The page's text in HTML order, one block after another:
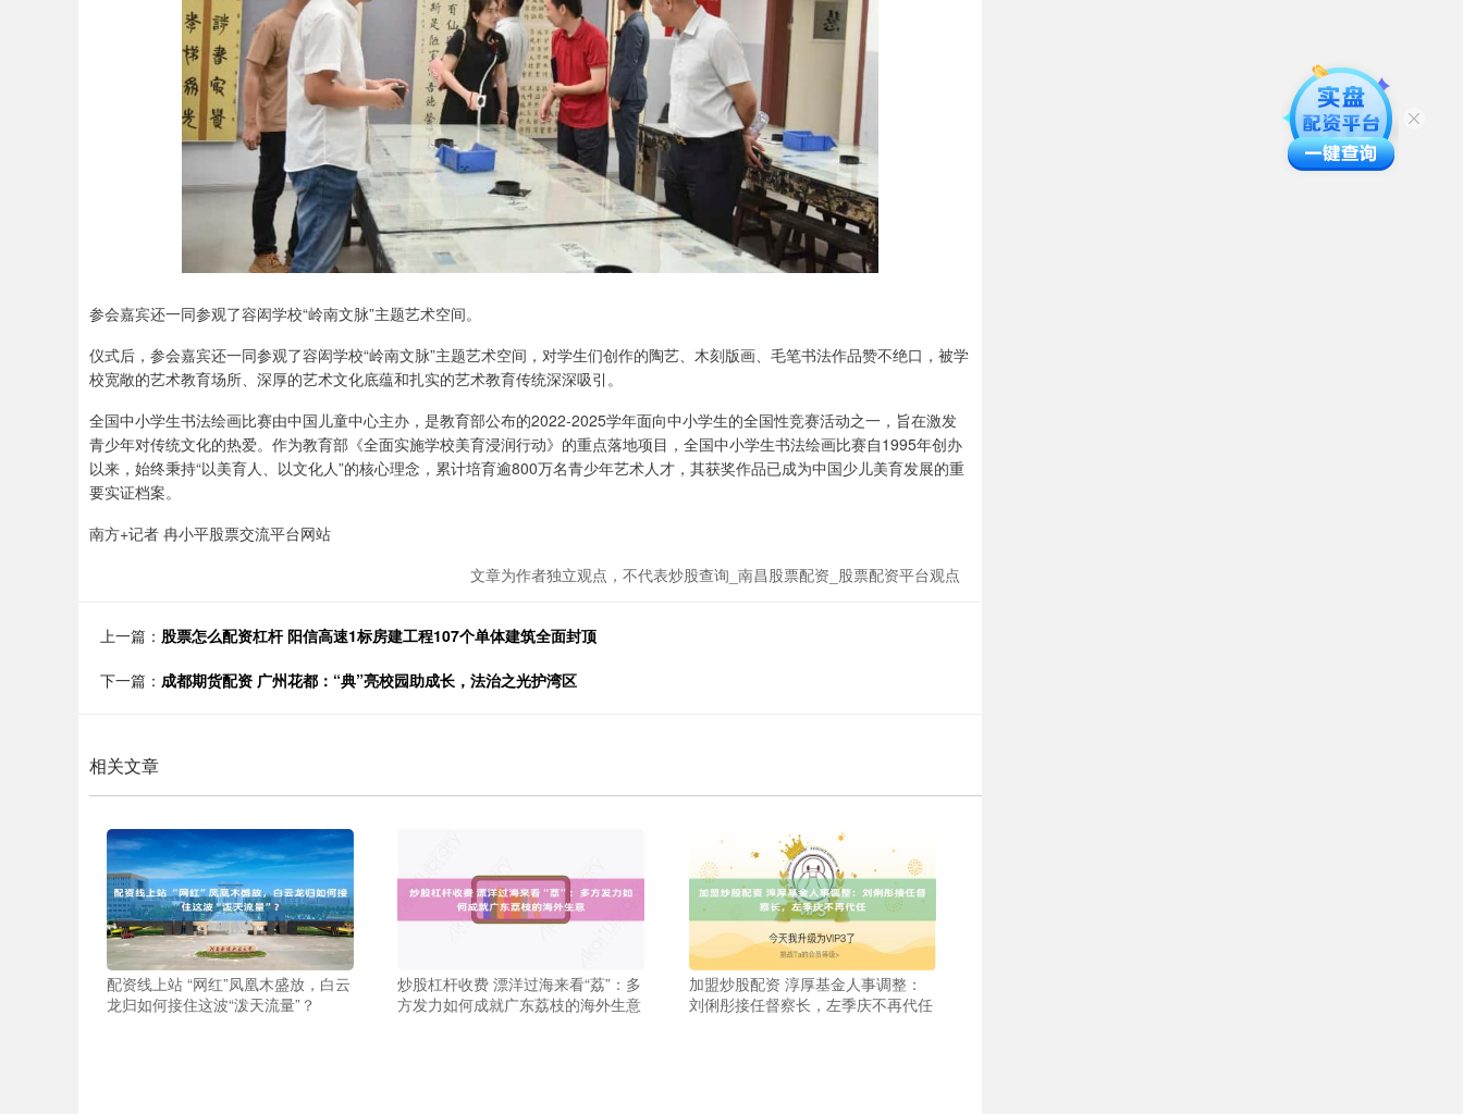
参会嘉宾还一同参观了容闳学校“岭南文脉”主题艺术空间。
仪式后，参会嘉宾还一同参观了容闳学校“岭南文脉”主题艺术空间，对学生们创作的陶艺、木刻版画、毛笔书法作品赞不绝口，被学
校宽敞的艺术教育场所、深厚的艺术文化底蕴和扎实的艺术教育传统深深吸引。
全国中小学生书法绘画比赛由中国儿童中心主办，是教育部公布的2022-2025学年面向中小学生的全国性竞赛活动之一，旨在激发
青少年对传统文化的热爱。作为教育部《全面实施学校美育浸润行动》的重点落地项目，全国中小学生书法绘画比赛自1995年创办
以来，始终秉持“以美育人、以文化人”的核心理念，累计培育逾800万名青少年艺术人才，其获奖作品已成为中国少儿美育发展的重
要实证档案。
南方+记者 冉小平股票交流平台网站
文章为作者独立观点，不代表炒股查询_南昌股票配资_股票配资平台观点
上一篇： 股票怎么配资杠杆 阳信高速1标房建工程107个单体建筑全面封顶
下一篇： 成都期货配资 广州花都：“典”亮校园助成长，法治之光护湾区
相关文章
配资线上站 “网红”凤凰木盛放，白云
龙归如何接住这波“泼天流量”？
炒股杠杆收费 漂洋过海来看“荔”：多
方发力如何成就广东荔枝的海外生意
加盟炒股配资 淳厚基金人事调整：
刘俐彤接任督察长，左季庆不再代任